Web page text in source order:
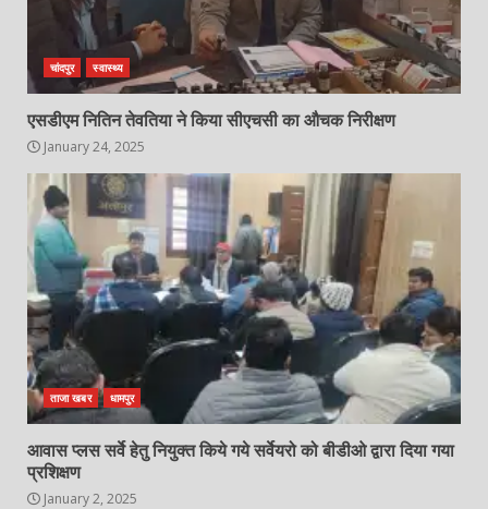
चांदपुर स्वास्थ्य
एसडीएम नितिन तेवतिया ने किया सीएचसी का औचक निरीक्षण
January 24, 2025
ताजा खबर धामपुर
आवास प्लस सर्वे हेतु नियुक्त किये गये सर्वेयरो को बीडीओ द्वारा दिया गया
प्रशिक्षण
January 2, 2025